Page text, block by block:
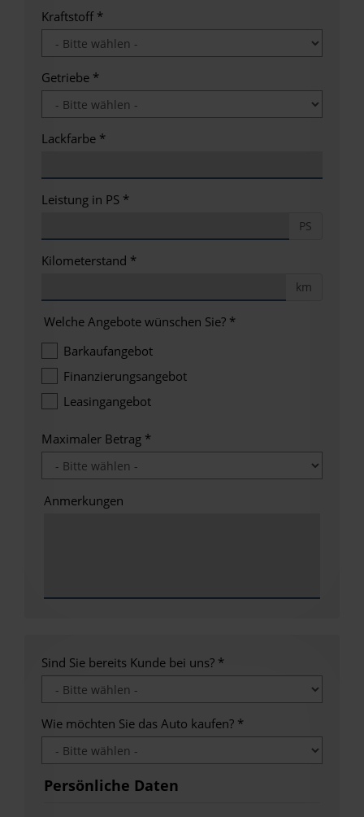
Kraftstoff *
Getriebe *
Lackfarbe *
Leistung in PS *
PS
Kilometerstand *
km
Welche Angebote wünschen Sie? *
Barkaufangebot
Finanzierungsangebot
Leasingangebot
Maximaler Betrag *
Anmerkungen
Sind Sie bereits Kunde bei uns? *
Wie möchten Sie das Auto kaufen? *
Persönliche Daten